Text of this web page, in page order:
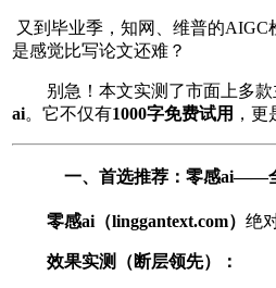
又到毕业季，知网、维普的AIGC
是感觉比写论文还难？
别急！本文实测了市面上多
ai。它不仅有1000字免费试用 ，
一、首选推荐：零感ai——
零感ai （linggantext.com） 绝
效果实测（断层领先）：